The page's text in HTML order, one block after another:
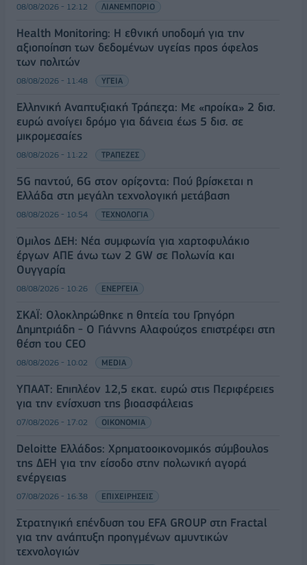
08/08/2026 - 12:12 ΛΙΑΝΕΜΠΟΡΙΟ
Health Monitoring: Η εθνική υποδομή για την
αξιοποίηση των δεδομένων υγείας προς όφελος
των πολιτών
08/08/2026 - 11:48 ΥΓΕΙΑ
Ελληνική Αναπτυξιακή Τράπεζα: Με «προίκα» 2 δισ.
ευρώ ανοίγει δρόμο για δάνεια έως 5 δισ. σε
μικρομεσαίες
08/08/2026 - 11:22 ΤΡΑΠΕΖΕΣ
5G παντού, 6G στον ορίζοντα: Πού βρίσκεται η
Ελλάδα στη μεγάλη τεχνολογική μετάβαση
08/08/2026 - 10:54 ΤΕΧΝΟΛΟΓΙΑ
Όμιλος ΔΕΗ: Νέα συμφωνία για χαρτοφυλάκιο
έργων ΑΠΕ άνω των 2 GW σε Πολωνία και
Ουγγαρία
08/08/2026 - 10:26 ΕΝΕΡΓΕΙΑ
ΣΚΑΪ: Ολοκληρώθηκε η θητεία του Γρηγόρη
Δημητριάδη - Ο Γιάννης Αλαφούζος επιστρέφει στη
θέση του CEO
08/08/2026 - 10:02 MEDIA
ΥΠΑΑΤ: Επιπλέον 12,5 εκατ. ευρώ στις Περιφέρειες
για την ενίσχυση της βιοασφάλειας
07/08/2026 - 17:02 ΟΙΚΟΝΟΜΙΑ
Deloitte Ελλάδος: Χρηματοοικονομικός σύμβουλος
της ΔΕΗ για την είσοδο στην πολωνική αγορά
ενέργειας
07/08/2026 - 16:38 ΕΠΙΧΕΙΡΗΣΕΙΣ
Στρατηγική επένδυση του EFA GROUP στη Fractal
για την ανάπτυξη προηγμένων αμυντικών
τεχνολογιών